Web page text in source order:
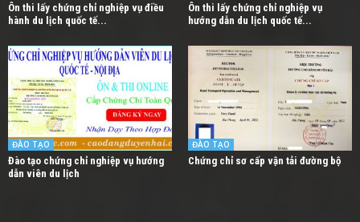
Ôn thi lấy chứng chỉ nghiệp vụ điều
hành du lịch quốc tế...
Ôn thi lấy chứng chỉ nghiệp vụ
hướng dẫn du lịch quốc tế...
ĐÀO TẠO
Đào tạo chứng chỉ nghiệp vụ hướng
dẫn viên du lịch
ĐÀO TẠO
Chứng chỉ sơ cấp vận tải đường bộ